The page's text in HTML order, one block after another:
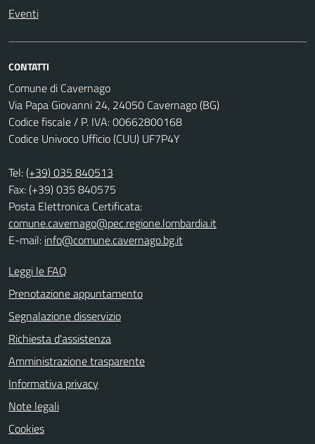
Eventi
CONTATTI
Comune di Cavernago
Via Papa Giovanni 24, 24050 Cavernago (BG)
Codice fiscale / P. IVA: 00662800168
Codice Univoco Ufficio (CUU) UF7P4Y
Tel:(+39) 035 840513
Fax: (+39) 035 840575
Posta Elettronica Certificata:
comune.cavernago@pec.regione.lombardia.it
E-mail: info@comune.cavernago.bg.it
Leggi le FAQ
Prenotazione appuntamento
Segnalazione disservizio
Richiesta d'assistenza
Amministrazione trasparente
Informativa privacy
Note legali
Cookies